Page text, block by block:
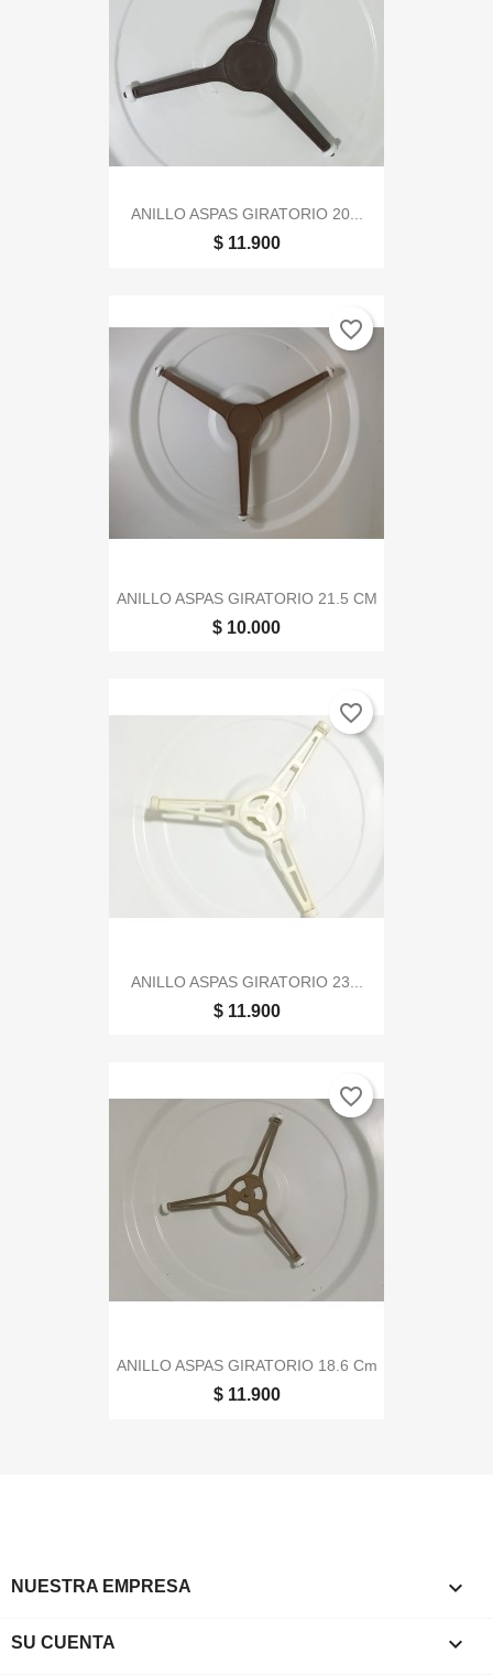
ANILLO ASPAS GIRATORIO 20...
$ 11.900
ANILLO ASPAS GIRATORIO 21.5 CM
$ 10.000
favorite_border
ANILLO ASPAS GIRATORIO 23...
$ 11.900
favorite_border
ANILLO ASPAS GIRATORIO 18.6 Cm
$ 11.900
favorite_border
NUESTRA EMPRESA 
SU CUENTA 